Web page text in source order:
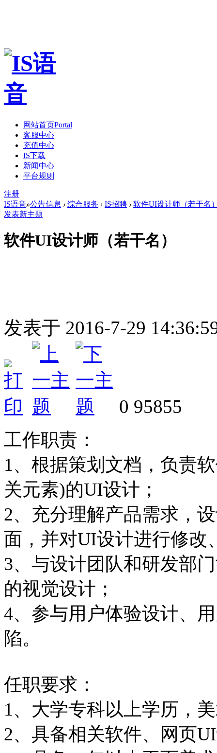
网站首页Portal
客服中心
充值中心
IS下载
新闻中心
平台规则
注册
IS语音»公告信息 › 综合服务 › IS招聘 › 软件UI设计师（若干名
发表新主题
软件UI设计师（若干名）
发表于 2016-7-29
0 95855
工作职责：
1、根据策划文档，负责
关元素)的UI设计；
2、充分理解产品需求，
面，并对UI设计进行修改
3、与设计团队和研发部
的视觉设计；
4、参与用户体验设计、
陷。
任职要求：
1、大学专科以上学历，
2、具备相关软件、网页